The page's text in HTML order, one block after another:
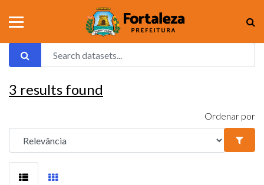
3 results found
Ordenar por